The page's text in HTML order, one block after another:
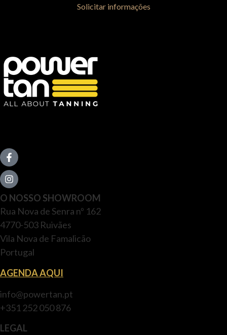
Solicitar informações
O NOSSO SHOWROOM
Rua Nova de Senra nº 162
4770-503 Ruivães
Vila Nova de Famalicão
Portugal
AGENDA AQUI
info@powertan.pt
+351 252 050 876
LEGAL